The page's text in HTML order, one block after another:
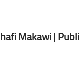
Makawi |